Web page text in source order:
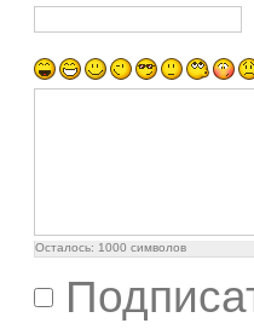
Осталось: 1000 символов